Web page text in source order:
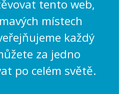
tento web,
místech
každý
za jedno
po celém světě.